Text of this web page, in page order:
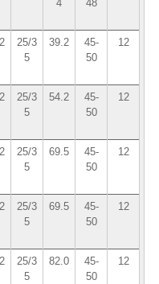
4 48
25/3
5
39.2
45-
50
12
25/3
5
54.2
45-
50
12
25/3
5
69.5
45-
50
12
25/3
5
69.5
45-
50
12
25/3
5
82.0
45-
50
12